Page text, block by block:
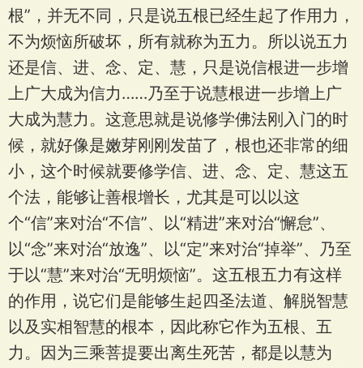
根”，并无不同，只是说五根已经生起了作用力，
不为烦恼所破坏，所有就称为五力。所以说五力
还是信、进、念、定、慧，只是说信根进一步增
上广大成为信力……乃至于说慧根进一步增上广
大成为慧力。这意思就是说修学佛法刚入门的时
候，就好像是嫩芽刚刚发苗了，根也还非常的细
小，这个时候就要修学信、进、念、定、慧这五
个法，能够让善根增长，尤其是可以以这
个“信”来对治“不信”、以“精进”来对治“懈怠”、
以“念”来对治“放逸”、以“定”来对治“掉举”、乃至
于以“慧”来对治“无明烦恼”。这五根五力有这样
的作用，说它们是能够生起四圣法道、解脱智慧
以及实相智慧的根本，因此称它作为五根、五
力。因为三乘菩提要出离生死苦，都是以慧为